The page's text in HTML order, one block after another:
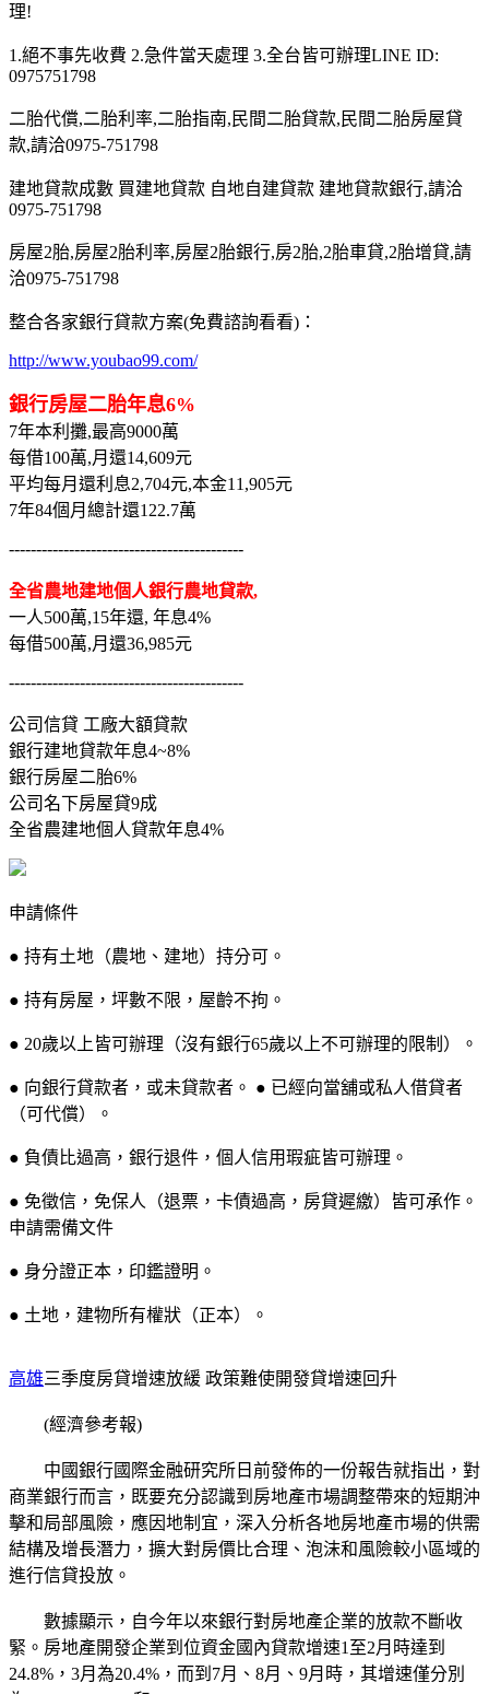
理!
1.絕不事先收費 2.急件當天處理 3.全台皆可辦理LINE ID:
0975751798
二胎代償,二胎利率,二胎指南,民間二胎貸款,民間二胎房屋貸
款,請洽0975-751798
建地貸款成數 買建地貸款 自地自建貸款 建地貸款銀行,請洽
0975-751798
房屋2胎,房屋2胎利率,房屋2胎銀行,房2胎,2胎車貸,2胎增貸,請
洽0975-751798
整合各家銀行貸款方案(免費諮詢看看)：
http://www.youbao99.com/
銀行房屋二胎年息6%
7年本利攤,最高9000萬
每借100萬,月還14,609元
平均每月還利息2,704元,本金11,905元
7年84個月總計還122.7萬
-------------------------------------------
全省農地建地個人銀行農地貸款,
一人500萬,15年還, 年息4%
每借500萬,月還36,985元
-------------------------------------------
公司信貸 工廠大額貸款
銀行建地貸款年息4~8%
銀行房屋二胎6%
公司名下房屋貸9成
全省農建地個人貸款年息4%
申請條件
● 持有土地（農地、建地）持分可。
● 持有房屋，坪數不限，屋齡不拘。
● 20歲以上皆可辦理（沒有銀行65歲以上不可辦理的限制）。
● 向銀行貸款者，或未貸款者。 ● 已經向當舖或私人借貸者
（可代償）。
● 負債比過高，銀行退件，個人信用瑕疵皆可辦理。
● 免徵信，免保人（退票，卡債過高，房貸遲繳）皆可承作。
申請需備文件
● 身分證正本，印鑑證明。
● 土地，建物所有權狀（正本）。
高雄三季度房貸增速放緩 政策難使開發貸增速回升
(經濟參考報)
中國銀行國際金融研究所日前發佈的一份報告就指出，對
商業銀行而言，既要充分認識到房地產市場調整帶來的短期沖
擊和局部風險，應因地制宜，深入分析各地房地產市場的供需
結構及增長潛力，擴大對房價比合理、泡沫和風險較小區域的
進行信貸投放。
數據顯示，自今年以來銀行對房地產企業的放款不斷收
緊。房地產開發企業到位資金國內貸款增速1至2月時達到
24.8%，3月為20.4%，而到7月、8月、9月時，其增速僅分別